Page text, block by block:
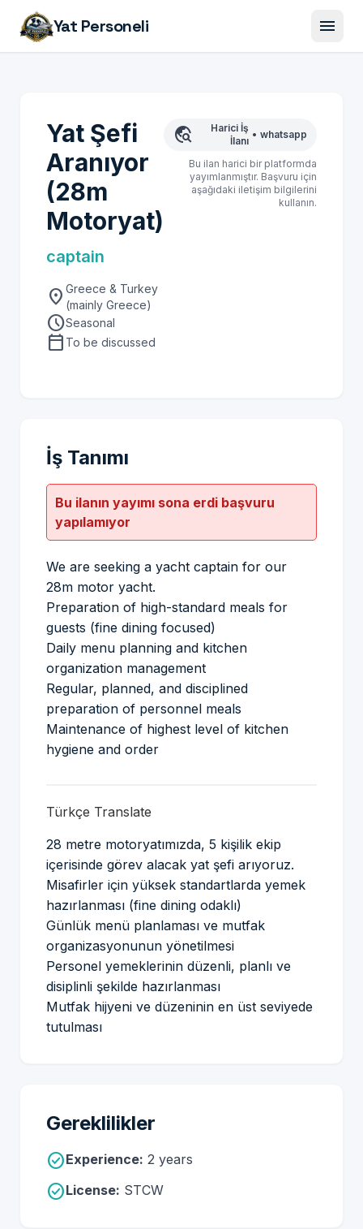
Yat Personeli menu
Yat Şefi
Aranıyor
(28m
Motoryat)
captain
location_on Greece & Turkey
(mainly Greece)
scheduleSeasonal
calendar_today To be discussed
travel_explore
Harici İş
İlanı
• whatsapp
Bu ilan harici bir platformda
yayımlanmıştır. Başvuru için
aşağıdaki iletişim bilgilerini
kullanın.
İş Tanımı
Bu ilanın yayımı sona erdi başvuru
yapılamıyor
We are seeking a yacht captain for our
28m motor yacht.
Preparation of high-standard meals for
guests (fine dining focused)
Daily menu planning and kitchen
organization management
Regular, planned, and disciplined
preparation of personnel meals
Maintenance of highest level of kitchen
hygiene and order
Türkçe Translate
28 metre motoryatımızda, 5 kişilik ekip
içerisinde görev alacak yat şefi arıyoruz.
Misafirler için yüksek standartlarda yemek
hazırlanması (fine dining odaklı)
Günlük menü planlaması ve mutfak
organizasyonunun yönetilmesi
Personel yemeklerinin düzenli, planlı ve
disiplinli şekilde hazırlanması
Mutfak hijyeni ve düzeninin en üst seviyede
tutulması
Gereklilikler
check_circleExperience: 2 years
check_circleLicense: STCW